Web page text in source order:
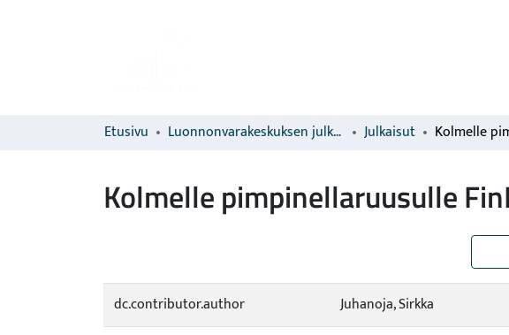
Etusivu Luonnonvarakeskuksen julkaisut Julkaisut
Kolmelle pimpinellaruusulle
dc.contributor.author Juhanoja, Sirkka